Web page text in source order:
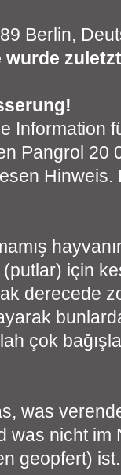
Berlin,
wurde
Information
Pangrol 20
(putlar) için
derecede
çok
was
was nicht im
geopfert)